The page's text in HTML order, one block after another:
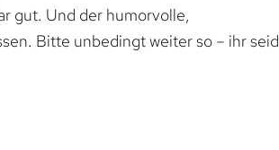
gut. Und der humorvolle,
Bitte unbedingt weiter so – ihr seid